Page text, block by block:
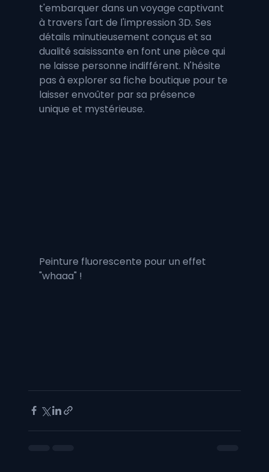
t'embarquer dans un voyage captivant
à travers l'art de l'impression 3D. Ses
détails minutieusement conçus et sa
dualité saisissante en font une pièce qui
ne laisse personne indifférent. N'hésite
pas à explorer sa fiche boutique pour te
laisser envoûter par sa présence
unique et mystérieuse.
Peinture fluorescente pour un effet
"whaaa" !